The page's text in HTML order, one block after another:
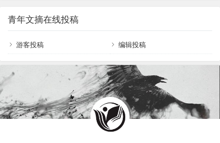
说，我们都以为，一个人要成功，要取得成就，就
要苦其心志劳其筋骨，学很多东西做很多事情。本
书却说，要想成功，要想获得出类拔萃的成就，就
要学会放弃很多事情，专注于做那件最重要的事，
经历公司两次陷入困境，都是通过“只做一件…
青年文摘在线投稿
游客投稿 编辑投稿